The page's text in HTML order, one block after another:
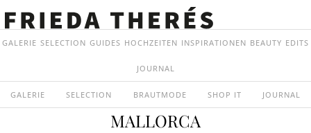
GALERIE SELECTION GUIDES HOCHZEITEN INSPIRATIONEN BEAUTY EDITS
JOURNAL
GALERIE SELECTION BRAUTMODE SHOP IT JOURNAL
MALLORCA